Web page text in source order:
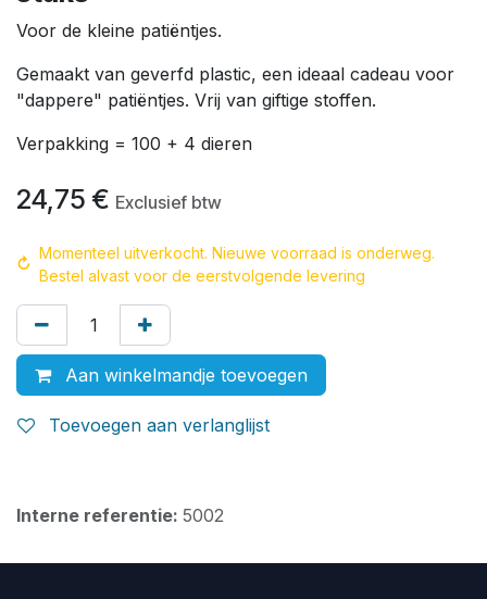
Voor de kleine patiëntjes.
Gemaakt van geverfd plastic, een ideaal cadeau voor
"dappere" patiëntjes. Vrij van giftige stoffen.
Verpakking = 100 + 4 dieren
24,75 € Exclusief btw
↻
Momenteel uitverkocht. Nieuwe voorraad is onderweg.
Bestel alvast voor de eerstvolgende levering
Aan winkelmandje toevoegen
Toevoegen aan verlanglijst
Interne referentie: 5002